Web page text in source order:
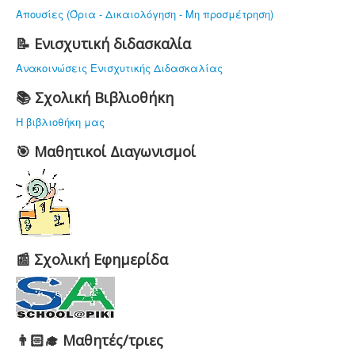
Απουσίες (Όρια - Δικαιολόγηση - Μη προσμέτρηση)
📝 Ενισχυτική διδασκαλία
Ανακοινώσεις Ενισχυτικής Διδασκαλίας
📚 Σχολική Βιβλιοθήκη
Η βιβλιοθήκη μας
🎯 Μαθητικοί Διαγωνισμοί
📰 Σχολική Εφημερίδα
👨🏻‍🎓 Μαθητές/τριες